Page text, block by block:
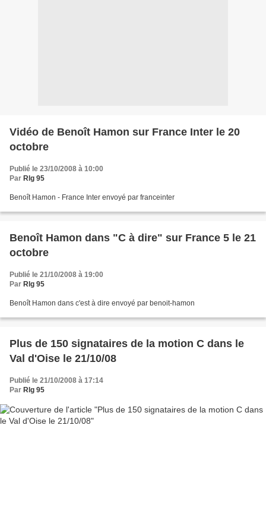
Vidéo de Benoît Hamon sur France Inter le 20
octobre
Publié le 23/10/2008 à 10:00
Par Rlg 95
Benoît Hamon - France Inter envoyé par franceinter
Benoît Hamon dans "C à dire" sur France 5 le 21
octobre
Publié le 21/10/2008 à 19:00
Par Rlg 95
Benoît Hamon dans c'est à dire envoyé par benoit-hamon
Plus de 150 signataires de la motion C dans le
Val d'Oise le 21/10/08
Publié le 21/10/2008 à 17:14
Par Rlg 95